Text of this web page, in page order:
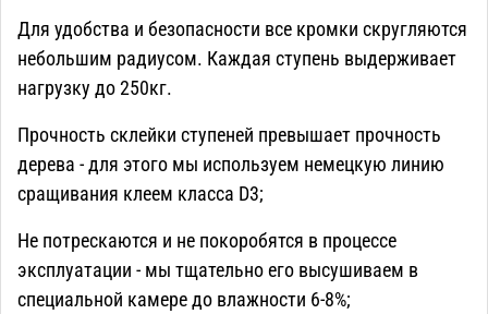
Для удобства и безопасности все кромки скругляются
небольшим радиусом. Каждая ступень выдерживает
нагрузку до 250кг.
Прочность склейки ступеней превышает прочность
дерева - для этого мы используем немецкую линию
сращивания клеем класса D3;
Не потрескаются и не покоробятся в процессе
эксплуатации - мы тщательно его высушиваем в
специальной камере до влажности 6-8%;